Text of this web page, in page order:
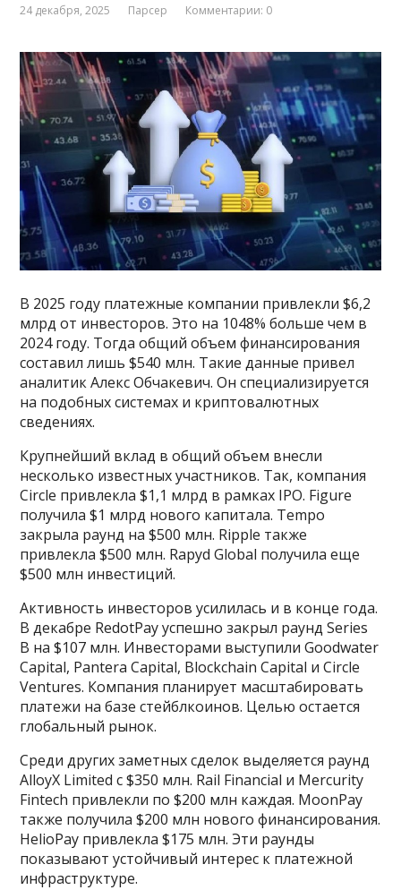
24 декабря, 2025 Парсер Комментарии: 0
В 2025 году платежные компании привлекли $6,2
млрд от инвесторов. Это на 1048% больше чем в
2024 году. Тогда общий объем финансирования
составил лишь $540 млн. Такие данные привел
аналитик Алекс Обчакевич. Он специализируется
на подобных системах и криптовалютных
сведениях.
Крупнейший вклад в общий объем внесли
несколько известных участников. Так, компания
Circle привлекла $1,1 млрд в рамках IPO. Figure
получила $1 млрд нового капитала. Tempo
закрыла раунд на $500 млн. Ripple также
привлекла $500 млн. Rapyd Global получила еще
$500 млн инвестиций.
Активность инвесторов усилилась и в конце года.
В декабре RedotPay успешно закрыл раунд Series
B на $107 млн. Инвесторами выступили Goodwater
Capital, Pantera Capital, Blockchain Capital и Circle
Ventures. Компания планирует масштабировать
платежи на базе стейблкоинов. Целью остается
глобальный рынок.
Среди других заметных сделок выделяется раунд
AlloyX Limited с $350 млн. Rail Financial и Mercurity
Fintech привлекли по $200 млн каждая. MoonPay
также получила $200 млн нового финансирования.
HelioPay привлекла $175 млн. Эти раунды
показывают устойчивый интерес к платежной
инфраструктуре.